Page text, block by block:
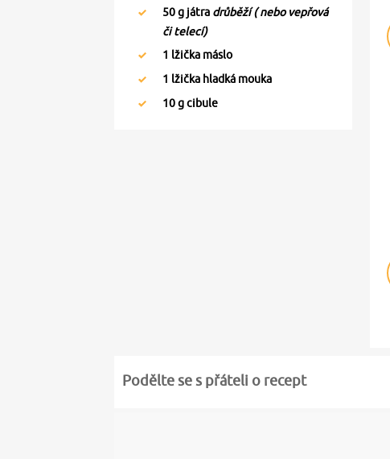
50g játra drůběží ( nebo vepřová
či telecí)
1 lžička máslo
1 lžička hladká mouka
10g cibule
Podělte se s přáteli o recept